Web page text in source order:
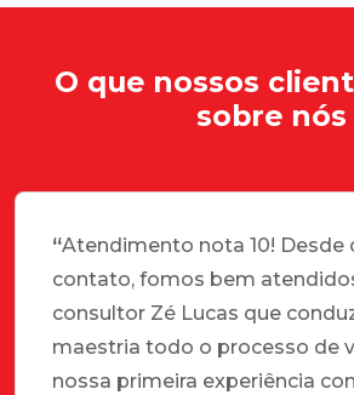
O que nossos
sobre nós
“Atendimento nota 10! Desde
contato, fomos bem
consultor Zé Lucas que
maestria todo o processo de
nossa primeira experiência